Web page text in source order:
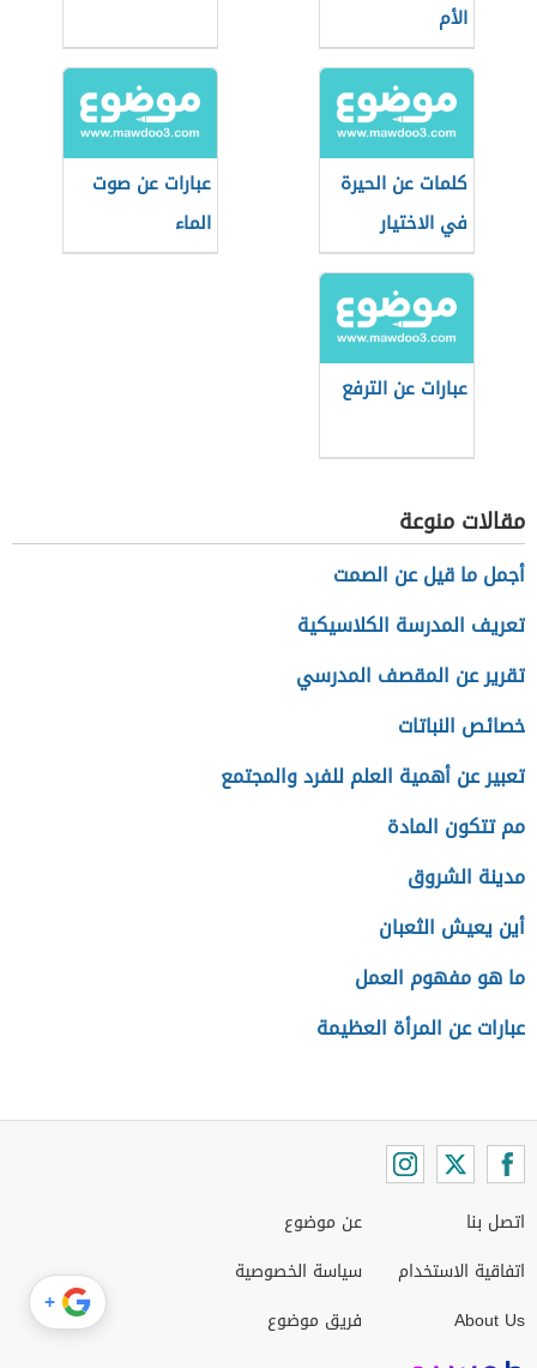
الأم
كلمات عن الحيرة
في الاختيار
عبارات عن صوت
الماء
عبارات عن الترفع
مقالات منوعة
أجمل ما قيل عن الصمت
تعريف المدرسة الكلاسيكية
تقرير عن المقصف المدرسي
خصائص النباتات
تعبير عن أهمية العلم للفرد والمجتمع
مم تتكون المادة
مدينة الشروق
أين يعيش الثعبان
ما هو مفهوم العمل
عبارات عن المرأة العظيمة
اتصل بنا
اتفاقية الاستخدام
About Us
عن موضوع
سياسة الخصوصية
فريق موضوع
+